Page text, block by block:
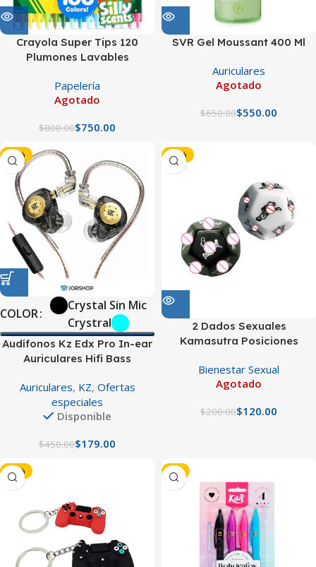
Crayola Super Tips 120
Plumones Lavables
Papelería
Agotado
$800.00$750.00
SVR Gel Moussant 400 Ml
Auriculares
Agotado
$650.00$550.00
-60%
COLOR
Crystal Sin Mic
Crystral
Audífonos Kz Edx Pro In-ear
Auriculares Hifi Bass
Auriculares, KZ, Ofertas
especiales
Disponible
$450.00$179.00
-40%
2 Dados Sexuales
Kamasutra Posiciones
Bienestar Sexual
Agotado
$200.00$120.00
-34% -4%